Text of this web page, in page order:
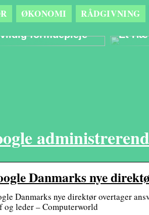
ØKONOMI RÅDGIVNING
kan det gavne
opsparing med
formuepleje
Et
Danmarks nye
Danmarks nye direktør overtager
og leder – Computerworld